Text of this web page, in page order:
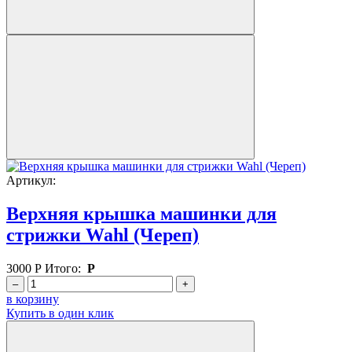
Артикул:
Верхняя крышка машинки для
стрижки Wahl (Череп)
3000 Р Итого: Р
– +
в корзину
Купить в один клик